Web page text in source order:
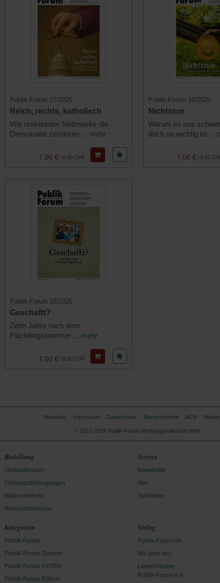
Publik-Forum 17/2025
Reich, rechts, katholisch
Wie reaktionäre Netzwerke die
Demokratie zerstören ... mehr
9.00 CHF
/
7.00 €
Publik-Forum 16/2025
Nichtstun
Warum es uns
doch so wichtig ist ...
9.00
/
7.00 €
Publik-Forum 15/2025
Geschafft?
Zehn Jahre nach dem
Flüchtlingssommer ... mehr
9.00 CHF
/
7.00 €
Startseite Impressum Datenschutz Barrierefreiheit AGB
© 2012–2026 Publik-Forum Verlagsgesellschaft mbH
Bestellung
Versandkosten
Zahlungsbedingungen
Widerrufsrecht
Widerrufsformular
Service
Newsletter
Abo
Spiritletter
Kategorien
Publik-Forum
Publik-Forum Dossier
Publik-Forum EXTRA
Publik-Forum Edition
Verlag
Publik-Forum.de
Wir über uns
Leserinitiative
Publik-Forum e.V.